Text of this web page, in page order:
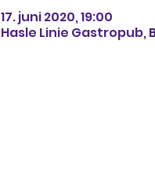
17. juni 2020, 19:00
Hasle Linie Gastropub,